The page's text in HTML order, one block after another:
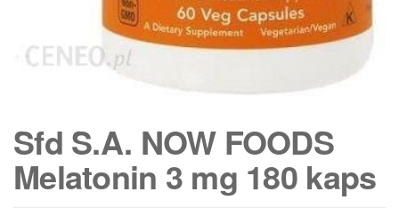
Sfd S.A. NOW FOODS
Melatonin 3 mg 180 kaps